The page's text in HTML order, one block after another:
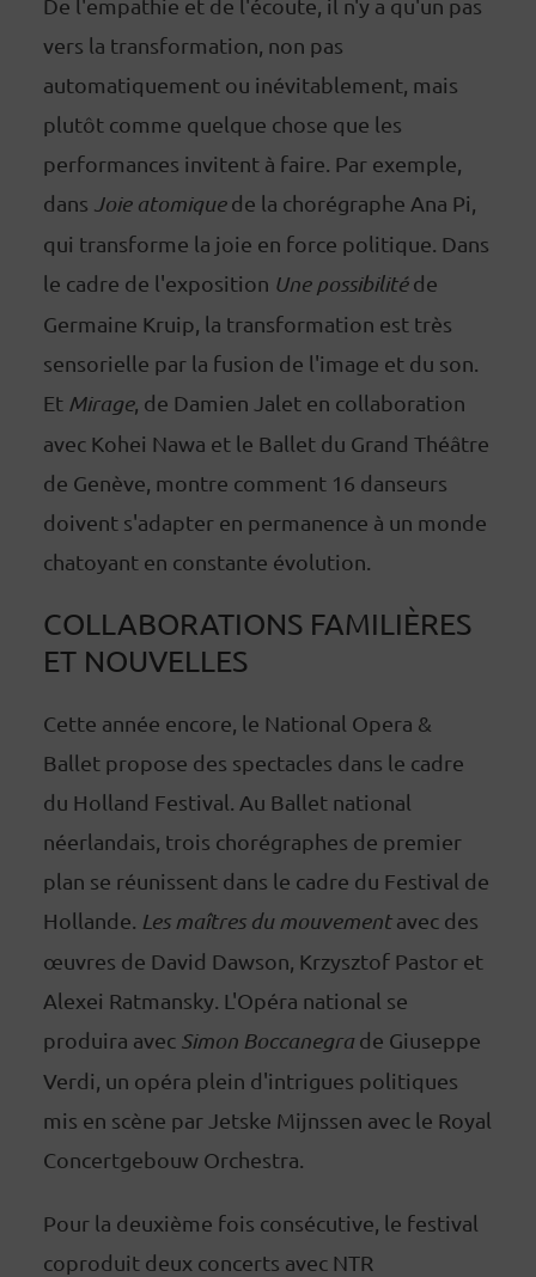
vers la transformation, non pas
automatiquement ou inévitablement, mais
plutôt comme quelque chose que les
performances invitent à faire. Par exemple,
dans Joie atomiquede la chorégraphe Ana Pi,
qui transforme la joie en force politique. Dans
le cadre de l'exposition Une possibilitéde
Germaine Kruip, la transformation est très
sensorielle par la fusion de l'image et du son.
Et Mirage, de Damien Jalet en collaboration
avec Kohei Nawa et le Ballet du Grand Théâtre
de Genève, montre comment 16 danseurs
doivent s'adapter en permanence à un monde
chatoyant en constante évolution.
COLLABORATIONS FAMILIÈRES
ET NOUVELLES
Cette année encore, le National Opera &
Ballet propose des spectacles dans le cadre
du Holland Festival. Au Ballet national
néerlandais, trois chorégraphes de premier
plan se réunissent dans le cadre du Festival de
Hollande. Les maîtres du mouvementavec des
œuvres de David Dawson, Krzysztof Pastor et
Alexei Ratmansky. L'Opéra national se
produira avec Simon Boccanegrade Giuseppe
Verdi, un opéra plein d'intrigues politiques
mis en scène par Jetske Mijnssen avec le Royal
Concertgebouw Orchestra.
Pour la deuxième fois consécutive, le festival
coproduit deux concerts avec NTR